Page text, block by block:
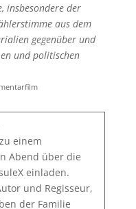
insbesondere der
aus dem
gegenüber und
und politischen
einem
Abend über die
einladen.
und Regisseur,
der Familie